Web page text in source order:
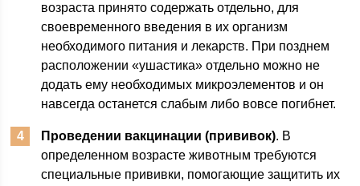
возраста принято содержать отдельно, для
своевременного введения в их организм
необходимого питания и лекарств. При позднем
расположении «ушастика» отдельно можно не
додать ему необходимых микроэлементов и он
навсегда останется слабым либо вовсе погибнет.
Проведении вакцинации (прививок). В
определенном возрасте животным требуются
специальные прививки, помогающие защитить их